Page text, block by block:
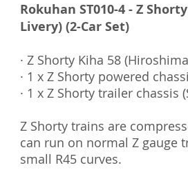
Rokuhan ST010-4 - Z
Livery) (2-Car Set)
· Z Shorty Kiha 58
· 1 x Z Shorty powered
· 1 x Z Shorty trailer chassis
Z Shorty trains are
can run on normal Z gauge
small R45 curves.